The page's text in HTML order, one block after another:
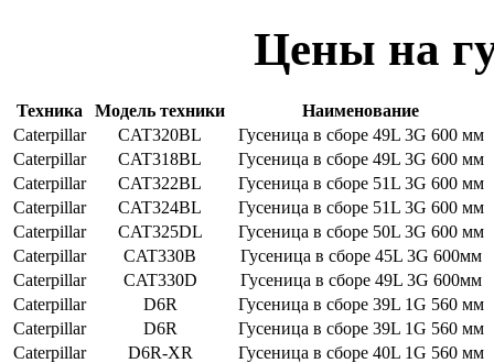
Цены на
Техника Модель техники
Наименование
Caterpillar
CAT320BL
Гусеница в сборе 49L 3G 600 мм
Caterpillar
CAT318BL
Гусеница в сборе 49L 3G 600 мм
Caterpillar
CAT322BL
Гусеница в сборе 51L 3G 600 мм
Caterpillar
CAT324BL
Гусеница в сборе 51L 3G 600 мм
Caterpillar
CAT325DL
Гусеница в сборе 50L 3G 600 мм
Caterpillar
CAT330B
Гусеница в сборе 45L 3G 600мм
Caterpillar
CAT330D
Гусеница в сборе 49L 3G 600мм
Caterpillar
D6R
Гусеница в сборе 39L 1G 560 мм
Caterpillar
D6R
Гусеница в сборе 39L 1G 560 мм
Caterpillar
D6R-XR
Гусеница в сборе 40L 1G 560 мм